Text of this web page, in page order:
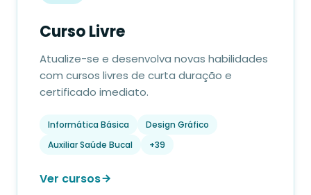
Curso Livre
Atualize-se e desenvolva novas habilidades
com cursos livres de curta duração e
certificado imediato.
Informática Básica
Design Gráfico
Auxiliar Saúde Bucal
+39
Ver cursos